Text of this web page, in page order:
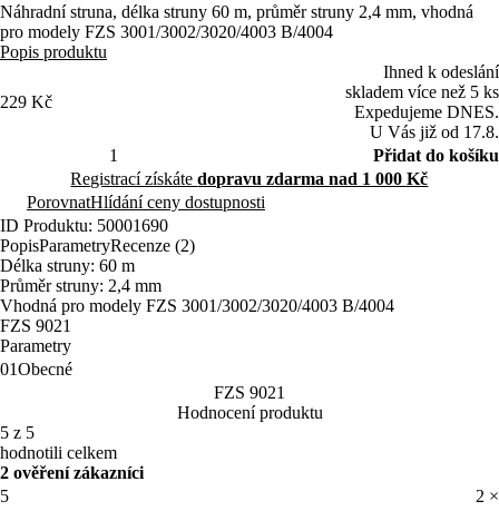
Náhradní struna, délka struny 60 m, průměr struny 2,4 mm, vhodná
pro modely FZS 3001/3002/3020/4003 B/4004
Popis produktu
229 Kč
Ihned k odeslání
skladem více než 5 ks
Expedujeme DNES.
U Vás již od 17.8.
Přidat do košíku
Registrací získátedopravu zdarma nad 1 000 Kč
PorovnatHlídání ceny dostupnosti
ID Produktu: 50001690
PopisParametryRecenze (2)
Délka struny: 60 m
Průměr struny: 2,4 mm
Vhodná pro modely FZS 3001/3002/3020/4003 B/4004
FZS 9021
Parametry
01Obecné
FZS 9021
Hodnocení produktu
5 z 5
hodnotili celkem
2 ověření zákazníci
5
2 ×